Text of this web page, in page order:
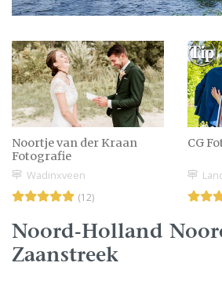
Noortje van der Kraan
Fotografie
Wadinxveen
(12)
CG
Noord-Holland
Zaanstreek